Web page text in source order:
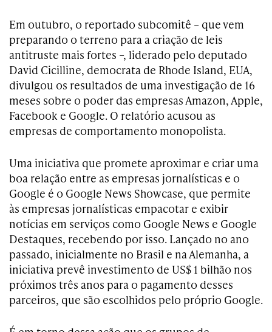
Em outubro, o reportado subcomitê – que vem
preparando o terreno para a criação de leis
antitruste mais fortes –, liderado pelo deputado
David Cicilline, democrata de Rhode Island, EUA,
divulgou os resultados de uma investigação de 16
meses sobre o poder das empresas Amazon, Apple,
Facebook e Google. O relatório acusou as
empresas de comportamento monopolista.
Uma iniciativa que promete aproximar e criar uma
boa relação entre as empresas jornalísticas e o
Google é o Google News Showcase, que permite
às empresas jornalísticas empacotar e exibir
notícias em serviços como Google News e Google
Destaques, recebendo por isso. Lançado no ano
passado, inicialmente no Brasil e na Alemanha, a
iniciativa prevê investimento de US$ 1 bilhão nos
próximos três anos para o pagamento desses
parceiros, que são escolhidos pelo próprio Google.